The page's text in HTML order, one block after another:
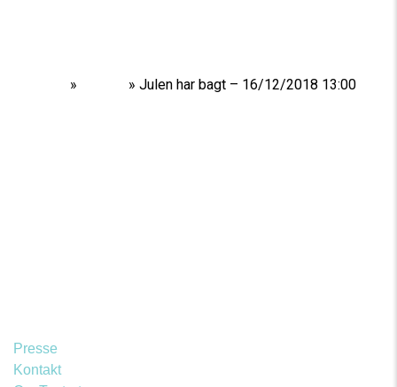
» » Julen har bagt – 16/12/2018 13:00
Presse
Kontakt